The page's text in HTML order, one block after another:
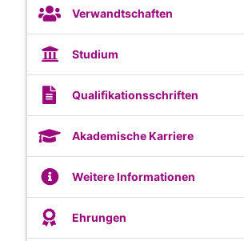
Verwandtschaften
Studium
Qualifikationsschriften
Akademische Karriere
Weitere Informationen
Ehrungen